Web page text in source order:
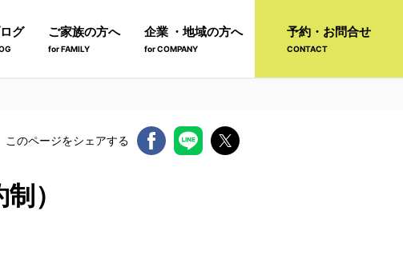
グ ご家族の方へ
for FAMILY
企業 ・地域の方へ
for COMPANY
予約・お問合せ
CONTACT
このページをシェアする
）